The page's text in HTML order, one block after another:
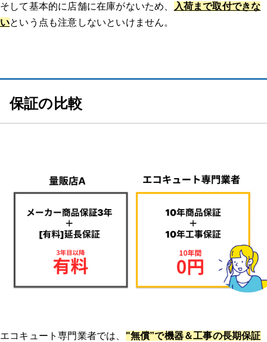
そして基本的に店舗に在庫がないため、
入荷まで取付できな
いという点も注意しないといけません。
保証の比較
エコキュート専門業者では、 "無償”で機器＆工事の長期保証